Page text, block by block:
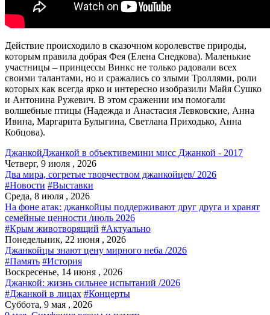
Действие происходило в сказочном королевстве природы,
которым правила добрая Фея (Елена Снедкова). Маленькие
участницы – принцессы Винкс не только радовали всех
своими талантами, но и сражались со злыми Троллями, роли
которых как всегда ярко и интересно изобразили Майя Сушко
и Антонина Ружевич. В этом сражении им помогали
волшебные птицы (Надежда и Анастасия Левковские, Анна
Ивина, Маргарита Булыгина, Светлана Приходько, Анна
Кобцова).
ДжанкойДжанкой в объективемини мисс Джанкой - 2017
Четверг, 9 июля , 2026
Два мира, согретые творчеством джанкойцев/ 2026
#Новости #Выставки
Среда, 8 июля , 2026
На фоне атак: джанкойцы поддерживают друг друга и хранят
семейные ценности /июль 2026
#Крым животворящий #Актуально
Понедельник, 22 июня , 2026
Джанкойцы знают цену мирного неба /2026
#Память #История
Воскресенье, 14 июня , 2026
Джанкой: жизнь сильнее испытаний /2026
#Джанкой в лицах #Концерты
Суббота, 9 мая , 2026